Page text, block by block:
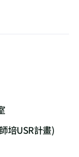
培USR計畫)